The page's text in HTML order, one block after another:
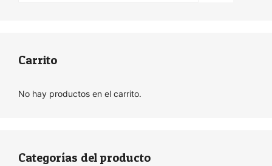
Carrito
No hay productos en el carrito.
Categorías del producto